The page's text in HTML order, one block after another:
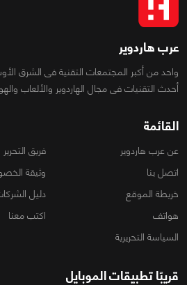
عرب هاردوير
واحد من أكبر المجتمعات التقنية فى الشرق
أحدث التقنيات فى مجال الهاردوير والألعاب
القائمة
عن عرب هاردوير
فريق التحرير
اتصل بنا
وثيقة
خريطة الموقع
دليل
هواتف
اكتب معنا
السياسة التحريرية
قريبًا تطبيقات الموبايل